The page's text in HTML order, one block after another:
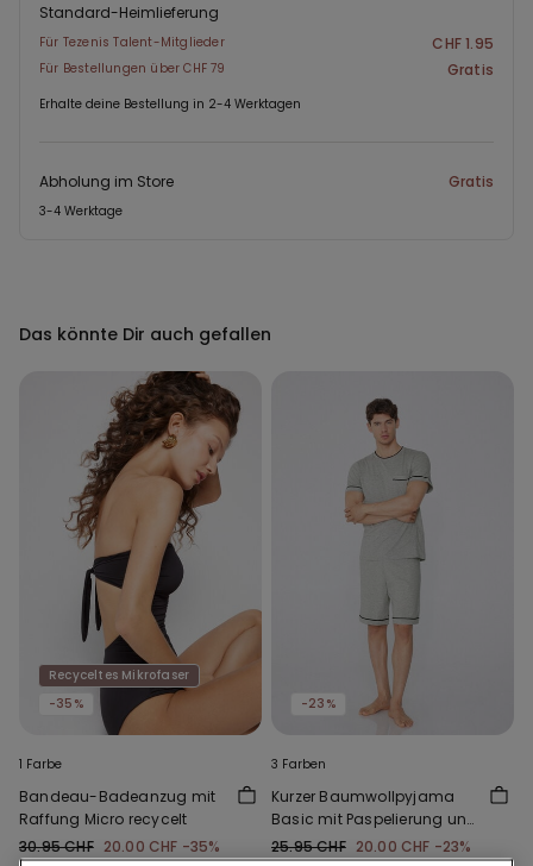
Standard-Heimlieferung
Für Tezenis Talent-Mitglieder CHF 1.95
Für Bestellungen über CHF 79 Gratis
Erhalte deine Bestellung in 2-4 Werktagen
Abholung im Store Gratis
3-4 Werktage
Das könnte Dir auch gefallen
Recyceltes Mikrofaser
-35%
1 Farbe
Bandeau-Badeanzug mit
Raffung Micro recycelt
30.95 CHF 20.00 CHF -35%
-23%
3 Farben
Kurzer Baumwollpyjama
Basic mit Paspelierung und
kleiner Tasche
25.95 CHF 20.00 CHF -23%